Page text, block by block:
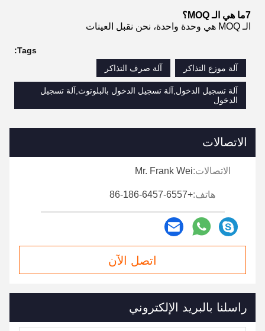
7ما هي الـ MOQ؟
الـ MOQ هي وحدة واحدة، نحن نقبل العينات
Tags:
آلة موزع التذاكر
آلة صرف التذاكر
آلة تسجيل الدخول,آلة تسجيل الدخول بالبلوتوث,آلة تسجيل
الدخول
الاتصالات
الاتصالات:Mr. Frank Wei
هاتف:+86-186-6457-6557
اتصل الآن
راسلنا بالبريد الإلكتروني